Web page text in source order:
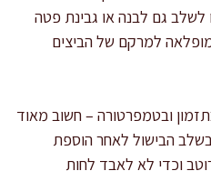
לשלב גם לבנה או גבינת פטה
מופלאה למרקם של הביצים
ובטמפרטורה – חשוב מאוד
הבישול לאחר הוספת
וכדי לא לאבד לחות